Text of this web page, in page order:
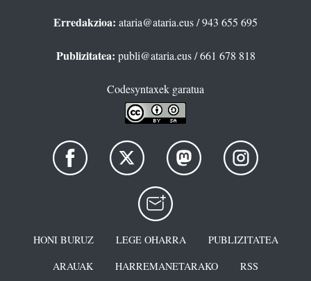
Erredakzioa: ataria@ataria.eus/ 943 655 695
Publizitatea: publi@ataria.eus/ 661 678 818
Codesyntaxek garatua
HONI BURUZ LEGE OHARRA
PUBLIZITATEA
ARAUAK
HARREMANETARAKO RSS